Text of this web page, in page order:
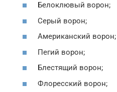
Белоклювый ворон;
Серый ворон;
Американский ворон;
Пегий ворон;
Блестящий ворон;
Флоресский ворон;